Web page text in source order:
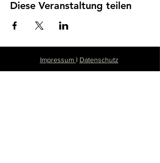
Diese Veranstaltung teilen
Impressum I Datenschutz